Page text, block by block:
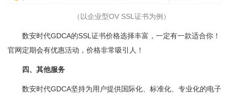
（以企业型OV SSL证书为例）
数安时代GDCA的SSL证书价格选择丰富，一定有一款适合你！
官网定期会有优惠活动，价格非常吸引人！
四、其他服务
数安时代GDCA坚持为用户提供国际化、标准化、专业化的电子